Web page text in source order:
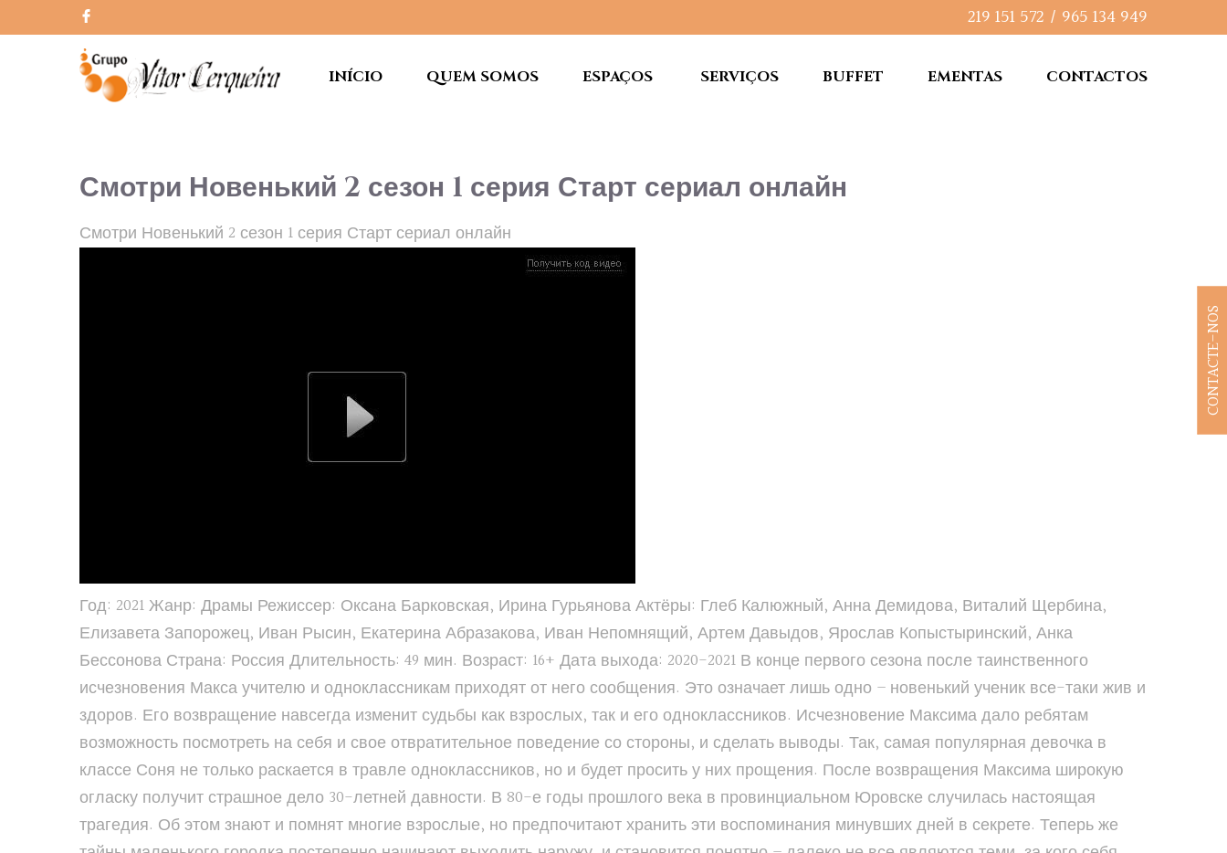
219 151 572 / 965 134 949
INÍCIO QUEM SOMOS ESPAÇOS SERVIÇOS BUFFET EMENTAS CONTACTOS
Смотри Новенький 2 сезон 1 серия Старт сериал онлайн
Смотри Новенький 2 сезон 1 серия Старт сериал онлайн
Год: 2021 Жанр: Драмы Режиссер: Оксана Барковская, Ирина Гурьянова Актёры: Глеб Калюжный, Анна Демидова, Виталий Щербина,
Елизавета Запорожец, Иван Рысин, Екатерина Абразакова, Иван Непомнящий, Артем Давыдов, Ярослав Копыстыринский, Анка
Бессонова Страна: Россия Длительность: 49 мин. Возраст: 16+ Дата выхода: 2020-2021 В конце первого сезона после таинственного
исчезновения Макса учителю и одноклассникам приходят от него сообщения. Это означает лишь одно – новенький ученик все-таки жив и
здоров. Его возвращение навсегда изменит судьбы как взрослых, так и его одноклассников. Исчезновение Максима дало ребятам
возможность посмотреть на себя и свое отвратительное поведение со стороны, и сделать выводы. Так, самая популярная девочка в
классе Соня не только раскается в травле одноклассников, но и будет просить у них прощения. После возвращения Максима широкую
огласку получит страшное дело 30-летней давности. В 80-е годы прошлого века в провинциальном Юровске случилась настоящая
трагедия. Об этом знают и помнят многие взрослые, но предпочитают хранить эти воспоминания минувших дней в секрете. Теперь же
CONTACTE-NOS